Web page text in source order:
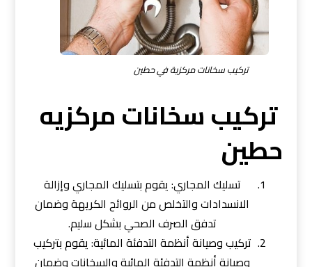
تركيب سخانات مركزية في حطين
تركيب سخانات مركزيه
حطين
تسليك المجاري: يقوم بتسليك المجاري وإزالة
الانسدادات والتخلص من الروائح الكريهة وضمان
تدفق الصرف الصحي بشكل سليم.
تركيب وصيانة أنظمة التدفئة المائية: يقوم بتركيب
وصيانة أنظمة التدفئة المائية والسخانات وضمان